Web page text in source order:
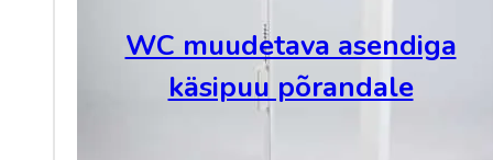
WC muudetava asendiga
käsipuu põrandale